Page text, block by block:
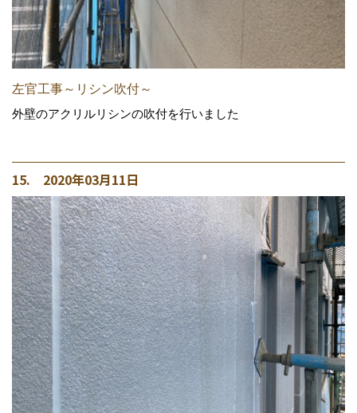
左官工事～リシン吹付～
外壁のアクリルリシンの吹付を行いました
15. 2020年03月11日